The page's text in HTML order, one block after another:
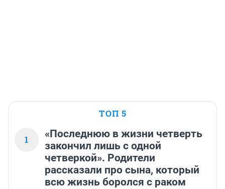
ТОП 5
1
«Последнюю в жизни четверть
закончил лишь с одной
четверкой». Родители
рассказали про сына, который
всю жизнь боролся с раком